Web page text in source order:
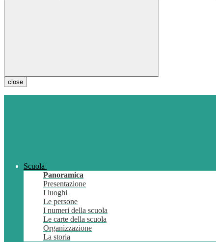
close
Scuola
Panoramica
Presentazione
I luoghi
Le persone
I numeri della scuola
Le carte della scuola
Organizzazione
La storia